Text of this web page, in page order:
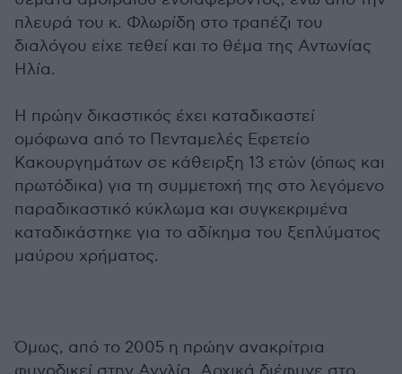
πλευρά του κ. Φλωρίδη στο τραπέζι του
διαλόγου είχε τεθεί και το θέμα της Αντωνίας
Ηλία.
Η πρώην δικαστικός έχει καταδικαστεί
ομόφωνα από το Πενταμελές Εφετείο
Κακουργημάτων σε κάθειρξη 13 ετών (όπως και
πρωτόδικα) για τη συμμετοχή της στο λεγόμενο
παραδικαστικό κύκλωμα και συγκεκριμένα
καταδικάστηκε για το αδίκημα του ξεπλύματος
μαύρου χρήματος.
Όμως, από το 2005 η πρώην ανακρίτρια